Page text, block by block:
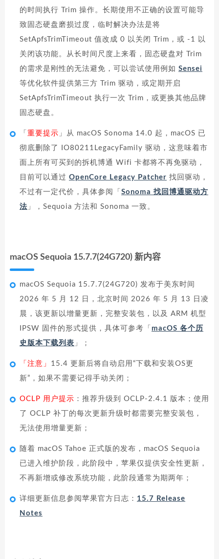
的时间执行 Trim 操作。长期使用不正确的设置可能导
致固态硬盘磨损过度，临时解决办法是将
SetApfsTrimTimeout 值改成 0 以关闭 Trim，或 -1 以
关闭该功能。从长时间尺度上来看，固态硬盘对 Trim
的需求是刚性的无法避免，可以尝试使用例如 Sensei
等优化软件提供第三方 Trim 驱动，或定期开启
SetApfsTrimTimeout 执行一次 Trim，或更换其他品牌
固态硬盘。
「 重要提示 」从 macOS Sonoma 14.0 起，macOS 已
彻底删除了 IO80211LegacyFamily 驱动，这意味着市
面上所有可买到的拆机博通 Wifi 卡都将不再免驱动，
目前可以通过 OpenCore Legacy Patcher 找回驱动，
不过有一定代价，具体参阅「 Sonoma 找回博通驱动方
法 」，Sequoia 方法和 Sonoma 一致。
macOS Sequoia 15.7.7(24G720) 新内容
macOS Sequoia 15.7.7(24G720) 发布于美东时间
2026 年 5 月 12 日，北京时间 2026 年 5 月 13 日凌
晨，该更新以增量更新，完整安装包，以及 ARM 机型
IPSW 固件的形式提供，具体可参考「 macOS 各个历
史版本下载列表 」；
「注意」 15.4 更新后将自动启用“下载和安装OS更
新”，如果不需要记得手动关闭；
OCLP 用户提示 ：推荐升级到 OCLP-2.4.1 版本；使用
了 OCLP 补丁的每次更新升级时都需要完整安装包，
无法使用增量更新；
随着 macOS Tahoe 正式版的发布，macOS Sequoia
已进入维护阶段，此阶段中，苹果仅提供安全性更新，
不再新增或修改系统功能，此阶段通常为期两年；
详细更新信息参阅苹果官方日志： 15.7 Release
Notes